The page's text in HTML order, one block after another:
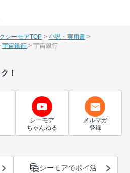
シーモアTOP
小説・実用書
宇宙銀行 宇宙銀行
！
シーモア
ちゃんねる
メルマガ
登録
シーモアでポイ活